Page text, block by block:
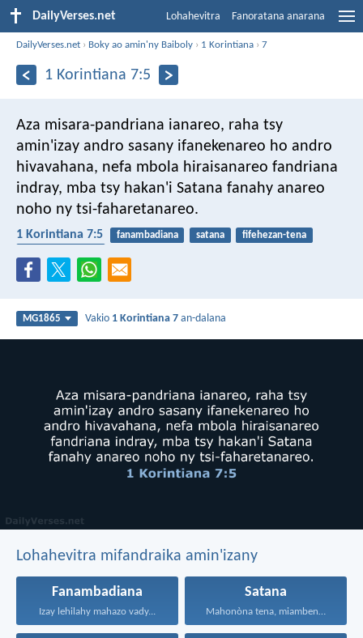
DailyVerses.net Lohahevitra Fanoratana anarana
DailyVerses.net › Boky ao amin'ny Baiboly › 1 Korintiana ›7
1 Korintiana 7:5
Aza misara-pandriana ianareo, raha tsy
amin'izay andro sasany ifanekenareo ho andro
hivavahana, nefa mbola hiraisanareo fandriana
indray, mba tsy hakan'i Satana fanahy anareo
noho ny tsi-faharetanareo.
1 Korintiana 7:5 fanambadiana satana
fifehezan-tena
MG1865 Vakio 1 Korintiana 7 an-dalana
Lohahevitra mifandraika amin'izany
Fanambadiana
Izay lehilahy mahazo vady...
Satana
Mahonòna tena, miambena: fa...